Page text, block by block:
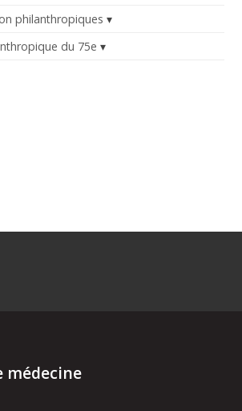
philanthropiques
du 75e
médecine